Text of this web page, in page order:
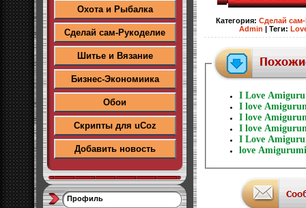
Охота и Рыбалка
Сделай сам-Рукоделие
Шитье и Вязание
Бизнес-Экономиика
Обои
Скрипты для uCoz
Добавить новость
Профиль
Категория: Сделай
Admin
Теги:
I Love
I love
I love
I love
I Love
love